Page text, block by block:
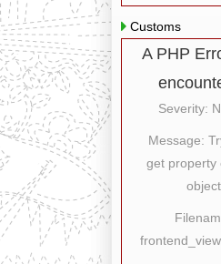
Customs
A PHP
Severity:
Message:
get property
object